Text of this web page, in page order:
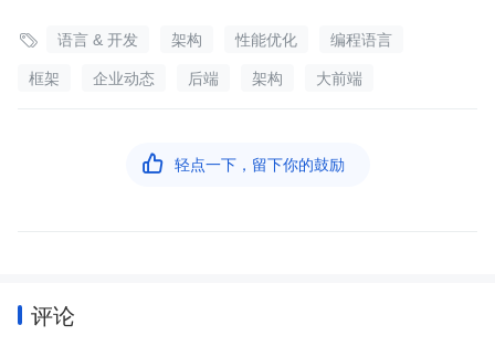
 语言 & 开发 架构 性能优化 编程语言
框架 企业动态 后端 架构 大前端
 轻点一下，留下你的鼓励
评论